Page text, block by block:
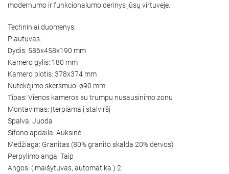
modernumo ir funkcionalumo derinys jūsų virtuvėje.
Techniniai duomenys:
Plautuvas:
Dydis: 586x458x190 mm
Kamero gylis: 180 mm
Kamero plotis: 378x374 mm
Nutekėjimo skersmuo: ø90 mm
Tipas: Vienos kameros su trumpu nusausinimo zonu
Montavimas: Įterpiama į stalviršį
Spalva: Juoda
Sifono apdaila: Auksinė
Medžiaga: Granitas (80% granito skalda 20% dervos)
Perpylimo anga: Taip
Angos: ( maišytuvas, automatika ) 2